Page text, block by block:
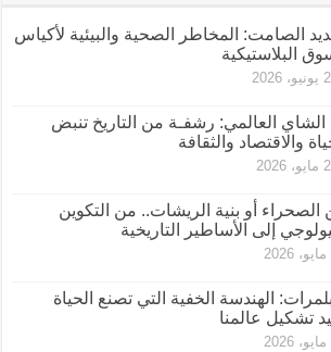
الصامت: المخاطر الصحية والبيئية لأكياس
البلاستيكية
الشاي العالمي: رشفـة من التاريخ تنبض
والاقتصاد والثقافة
2026
الصحراء أو بنية الريشات.. من التكوين
إلى الأساطير التاريخية
الهندسة الخفية التي تصنع الحياة
تشكيل عالمنا